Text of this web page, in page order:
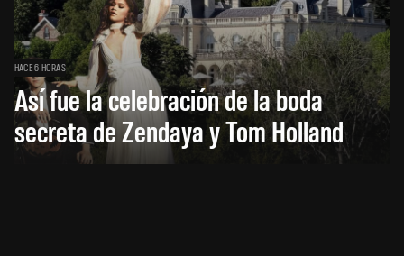
HACE 6 HORAS
Así fue la celebración de la boda
secreta de Zendaya y Tom Holland